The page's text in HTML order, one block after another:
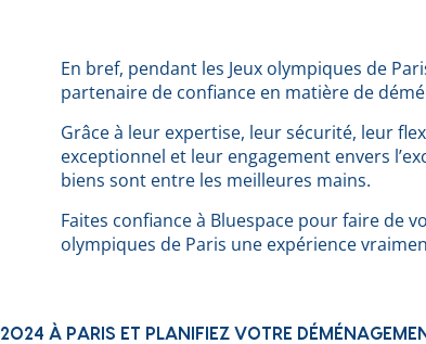
En bref, pendant les Jeux olympiques de
partenaire de confiance en matière de
Grâce à leur expertise, leur sécurité, leur
exceptionnel et leur engagement envers
biens sont entre les meilleures mains.
Faites confiance à Bluespace pour faire de
olympiques de Paris une expérience
À PARIS ET PLANIFIEZ VOTRE